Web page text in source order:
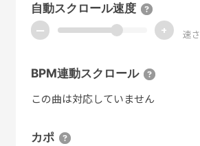
自動スクロール速度
ー + 速さ
BPM連動スクロール
この曲は対応していません
カポ